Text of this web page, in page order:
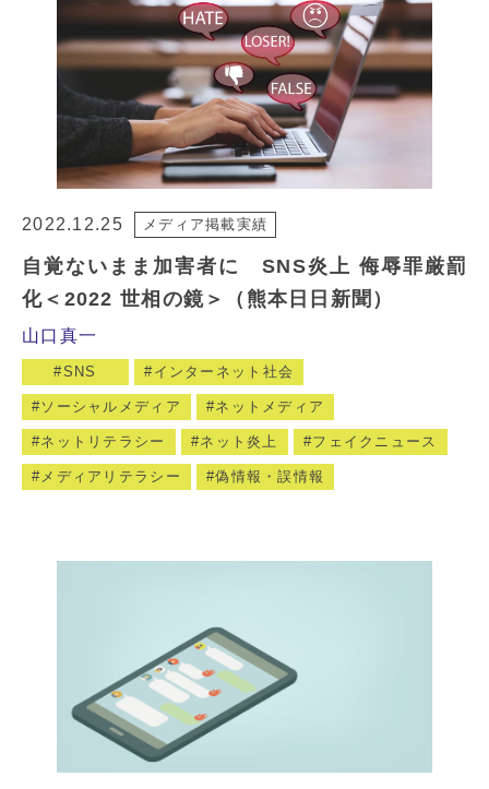
2022.12.25 メディア掲載実績
自覚ないまま加害者に SNS炎上 侮辱罪厳罰
化＜2022 世相の鏡＞（熊本日日新聞）
山口真一
SNS インターネット社会
ソーシャルメディア ネットメディア
ネットリテラシー ネット炎上 フェイクニュース
メディアリテラシー 偽情報・誤情報